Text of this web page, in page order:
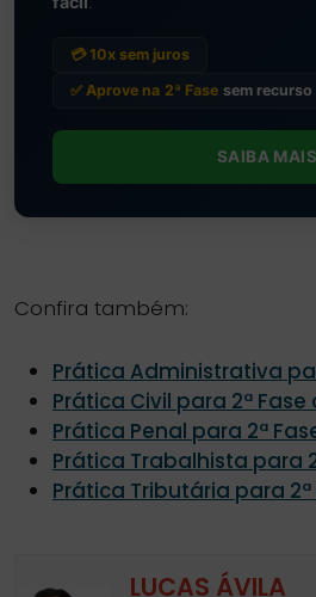
💳 10x sem juros
✅ Aprove na 2ª Fase sem recurso
SAIBA MAIS
Confira também:
Prática Administrativa
Prática Civil para 2ª Fase
Prática Penal para 2ª
Prática Trabalhista para
Prática Tributária para 2ª
LUCAS ÁVILA